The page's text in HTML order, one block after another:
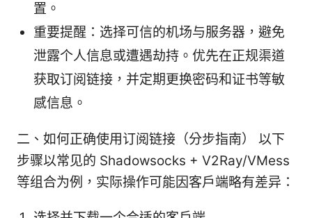
置。
重要提醒：选择可信的机场与服务器，避免
泄露个人信息或遭遇劫持。优先在正规渠道
获取订阅链接，并定期更换密码和证书等敏
感信息。
二、如何正确使用订阅链接（分步指南） 以下
步骤以常见的 Shadowsocks + V2Ray/VMess
等组合为例，实际操作可能因客户端略有差异：